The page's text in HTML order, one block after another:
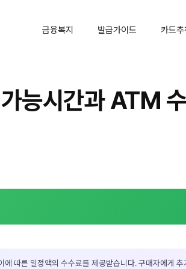
금융복지 발급가이드 카드추
능시간과 ATM 수
에 따른 일정액의 수수료를 제공받습니다. 구매자에게 추